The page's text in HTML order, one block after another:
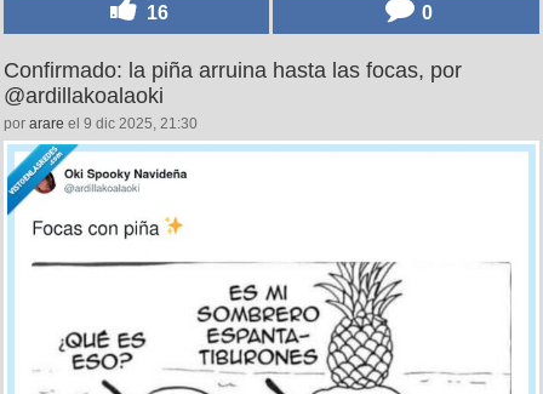
16 0
Confirmado: la piña arruina hasta las focas, por
@ardillakoalaoki
por arare el 9 dic 2025, 21:30